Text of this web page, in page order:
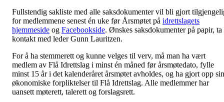
Fullstendig sakliste med alle saksdokumenter vil bli gjort
for medlemmene senest én uke før Årsmøtet på idrettslagets
hjemmeside og Facebookside. Ønskes saksdokumenter på papir, ta
kontakt med leder Gunn Lauritzen.
For å ha stemmerett og kunne velges til verv, må man ha vært
medlem av Flå Idrettslag i minst én måned før årsmøtedato, fylle
minst 15 år i det kalenderåret årsmøtet avholdes, og ha gjort opp
økonomiske forpliktelser til Flå Idrettslag. Alle medlemmer har
uansett møterett, talerett og forslagsrett.